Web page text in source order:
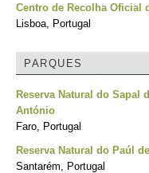
Centro de Recolha Oficial
Lisboa, Portugal
PARQUES
Reserva Natural do Sapal
António
Faro, Portugal
Reserva Natural do Paúl
Santarém, Portugal